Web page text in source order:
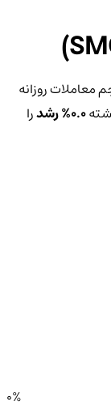
روزانه
0.0% رشدرا
0%